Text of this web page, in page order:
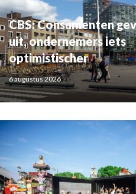
CBS: Consumenten
uit, ondernemers iets
optimistischer
6 augustus 2026